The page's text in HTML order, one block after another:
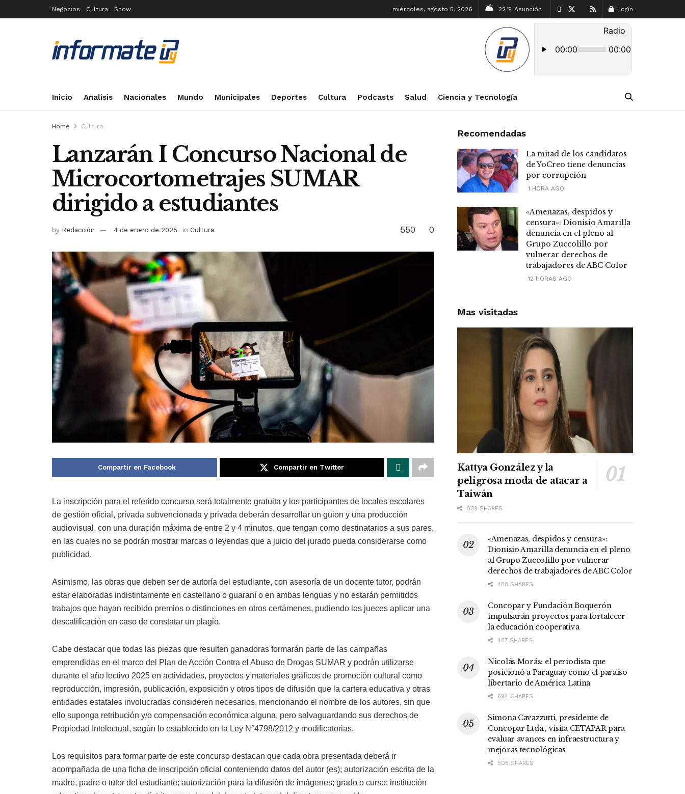
Negocios Cultura Show miércoles, agosto 5, 2026 22 °C Asunción Login
Inicio Analisis Nacionales Mundo Municipales Deportes Cultura Podcasts Salud Ciencia y Tecnología
Home Cultura
Lanzarán I Concurso Nacional de
Microcortometrajes SUMAR
dirigido a estudiantes
by Redacción 4 de enero de 2025 in Cultura 550 0
Compartir en Facebook Compartir en Twitter
La inscripción para el referido concurso será totalmente gratuita y los participantes de locales escolares
de gestión oficial, privada subvencionada y privada deberán desarrollar un guion y una producción
audiovisual, con una duración máxima de entre 2 y 4 minutos, que tengan como destinatarios a sus pares,
en las cuales no se podrán mostrar marcas o leyendas que a juicio del jurado pueda considerarse como
publicidad.
Asimismo, las obras que deben ser de autoría del estudiante, con asesoría de un docente tutor, podrán
estar elaboradas indistintamente en castellano o guaraní o en ambas lenguas y no estarán permitidos
trabajos que hayan recibido premios o distinciones en otros certámenes, pudiendo los jueces aplicar una
descalificación en caso de constatar un plagio.
Cabe destacar que todas las piezas que resulten ganadoras formarán parte de las campañas
emprendidas en el marco del Plan de Acción Contra el Abuso de Drogas SUMAR y podrán utilizarse
durante el año lectivo 2025 en actividades, proyectos y materiales gráficos de promoción cultural como
reproducción, impresión, publicación, exposición y otros tipos de difusión que la cartera educativa y otras
entidades estatales involucradas consideren necesarios, mencionando el nombre de los autores, sin que
ello suponga retribución y/o compensación económica alguna, pero salvaguardando sus derechos de
Propiedad Intelectual, según lo establecido en la Ley N°4798/2012 y modificatorias.
Los requisitos para formar parte de este concurso destacan que cada obra presentada deberá ir
acompañada de una ficha de inscripción oficial conteniendo datos del autor (es); autorización escrita de la
madre, padre o tutor del estudiante; autorización para la difusión de imágenes; grado o curso; institución
Recomendadas
La mitad de los candidatos
de YoCreo tiene denuncias
por corrupción
1 HORA AGO
«Amenazas, despidos y
censura»: Dionisio Amarilla
denuncia en el pleno al
Grupo Zuccolillo por
vulnerar derechos de
trabajadores de ABC Color
12 HORAS AGO
Mas visitadas
Kattya González y la
peligrosa moda de atacar a
Taiwán
539 SHARES
«Amenazas, despidos y censura»:
Dionisio Amarilla denuncia en el pleno
al Grupo Zuccolillo por vulnerar
derechos de trabajadores de ABC Color
488 SHARES
Concopar y Fundación Boquerón
impulsarán proyectos para fortalecer
la educación cooperativa
487 SHARES
Nicolás Morás: el periodista que
posicionó a Paraguay como el paraíso
libertario de América Latina
694 SHARES
Simona Cavazzutti, presidente de
Concopar Ltda., visita CETAPAR para
evaluar avances en infraestructura y
mejoras tecnológicas
505 SHARES